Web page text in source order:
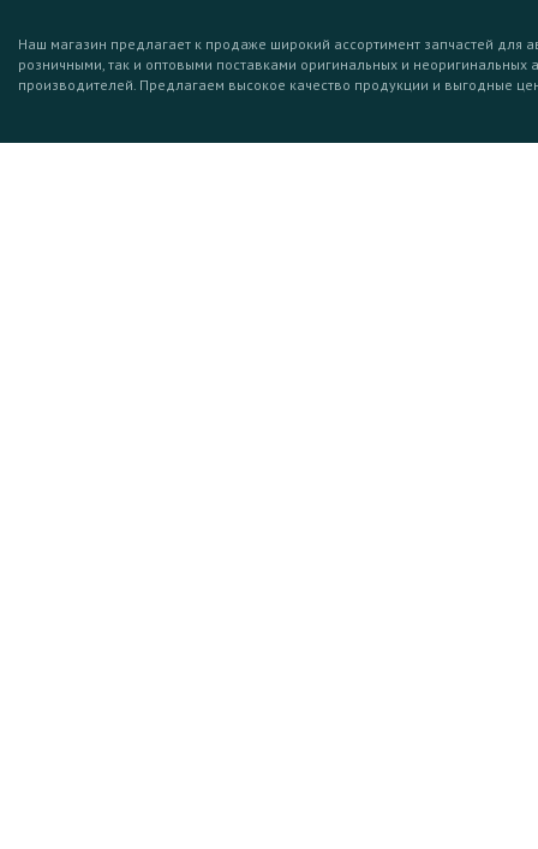
Наш магазин предлагает к продаже широкий ассортимент запчастей для
розничными, так и оптовыми поставками оригинальных и неоригинальных
производителей. Предлагаем высокое качество продукции и выгодные